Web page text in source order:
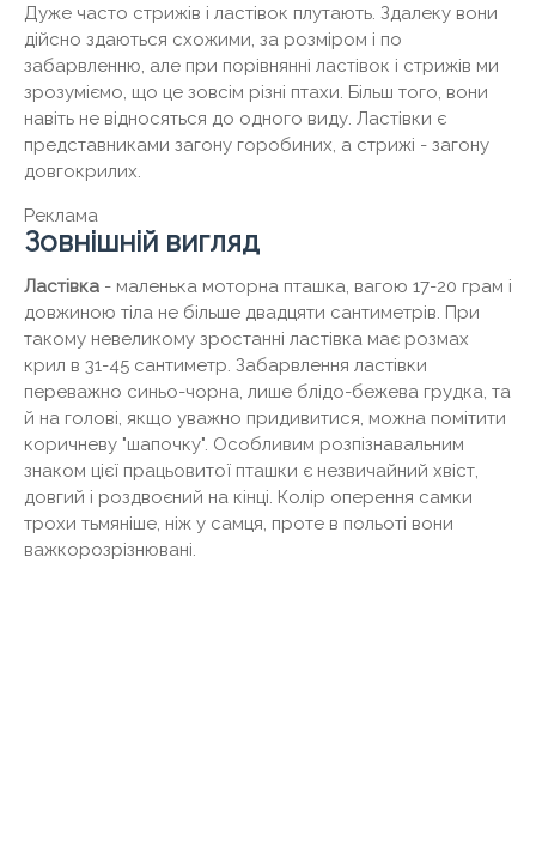
Дуже часто стрижів і ластівок плутають. Здалеку вони
дійсно здаються схожими, за розміром і по
забарвленню, але при порівнянні ластівок і стрижів ми
зрозуміємо, що це зовсім різні птахи. Більш того, вони
навіть не відносяться до одного виду. Ластівки є
представниками загону горобиних, а стрижі - загону
довгокрилих.
Реклама
Зовнішній вигляд
Ластівка - маленька моторна пташка, вагою 17-20 грам і
довжиною тіла не більше двадцяти сантиметрів. При
такому невеликому зростанні ластівка має розмах
крил в 31-45 сантиметр. Забарвлення ластівки
переважно синьо-чорна, лише блідо-бежева грудка, та
й на голові, якщо уважно придивитися, можна помітити
коричневу "шапочку". Особливим розпізнавальним
знаком цієї працьовитої пташки є незвичайний хвіст,
довгий і роздвоєний на кінці. Колір оперення самки
трохи тьмяніше, ніж у самця, проте в польоті вони
важкорозрізнювані.